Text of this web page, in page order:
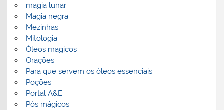
magia lunar
Magia negra
Mezinhas
Mitologia
Óleos magicos
Orações
Para que servem os óleos essenciais
Poções
Portal A&E
Pós mágicos